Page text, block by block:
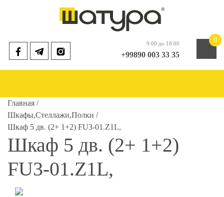
9:00 до 18:00
+99890 003 33 35
0
Главная /
Шкафы,Стеллажи,Полки /
Шкаф 5 дв. (2+ 1+2) FU3-01.Z1L,
Шкаф 5 дв. (2+ 1+2)
FU3-01.Z1L,